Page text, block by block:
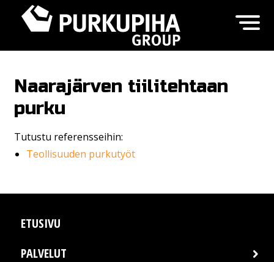
Naarajärven tiilitehtaan
purku
Tutustu referensseihin:
Teollisuuden purkutyöt
ETUSIVU
PALVELUT